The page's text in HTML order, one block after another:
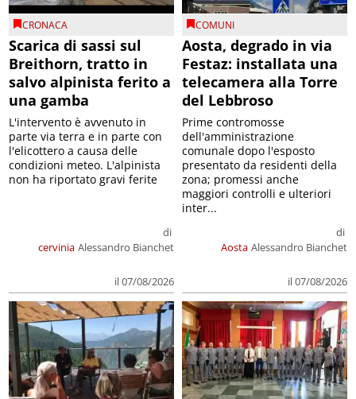
CRONACA
Scarica di sassi sul
Breithorn, tratto in
salvo alpinista ferito a
una gamba
cervinia
di
Alessandro Bianchet
il 07/08/2026
L'intervento è avvenuto in
parte via terra e in parte con
l'elicottero a causa delle
condizioni meteo. L'alpinista
non ha riportato gravi ferite
COMUNI
Aosta, degrado in via
Festaz: installata una
telecamera alla Torre
del Lebbroso
Aosta
di
Alessandro Bianchet
il 07/08/2026
Prime contromosse
dell'amministrazione
comunale dopo l'esposto
presentato da residenti della
zona; promessi anche
maggiori controlli e ulteriori
inter...